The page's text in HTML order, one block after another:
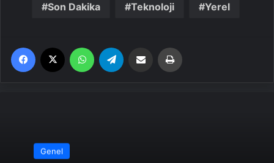
Son Dakika Teknoloji Yerel
Facebook WhatsApp Email'den paylaş
Genel